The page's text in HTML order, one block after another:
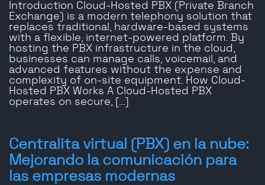
Introduction Cloud-Hosted PBX (Private Branch
Exchange) is a modern telephony solution that
replaces traditional, hardware-based systems
with a flexible, internet-powered platform. By
hosting the PBX infrastructure in the cloud,
businesses can manage calls, voicemail, and
advanced features without the expense and
complexity of on-site equipment. How Cloud-
Hosted PBX Works A Cloud-Hosted PBX
operates on secure, […]
Centralita virtual (PBX) en la nube:
Mejorando la comunicación para
las empresas modernas